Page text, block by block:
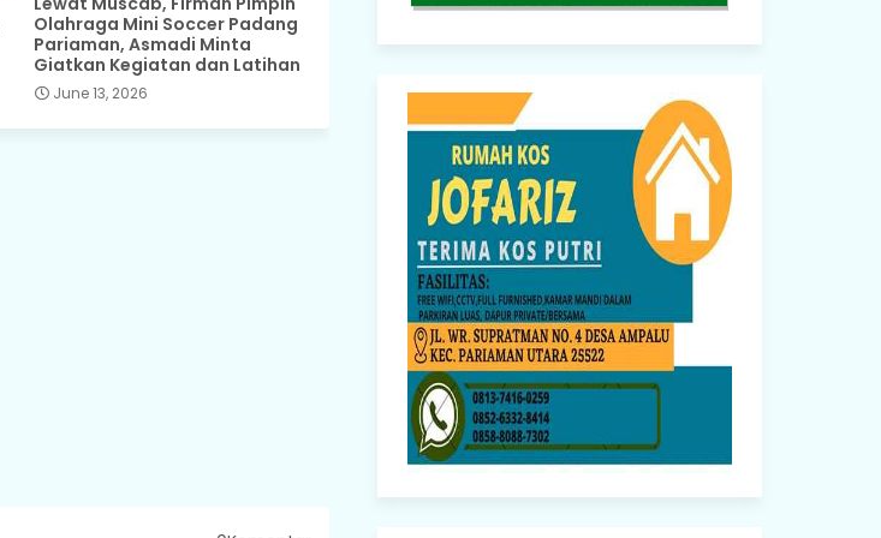
Olahraga Mini Soccer Padang
Pariaman, Asmadi Minta
Giatkan Kegiatan dan Latihan
June 13, 2026